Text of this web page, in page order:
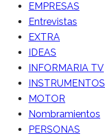
EMPRESAS
Entrevistas
EXTRA
IDEAS
INFORMARIA TV
INSTRUMENTOS
MOTOR
Nombramientos
PERSONAS